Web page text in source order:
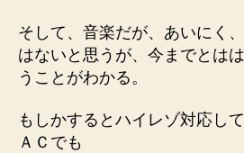
そして、音楽だが、あいにく
はないと思うが、今までとは
うことがわかる。
もしかするとハイレゾ対応し
ＡＣでも